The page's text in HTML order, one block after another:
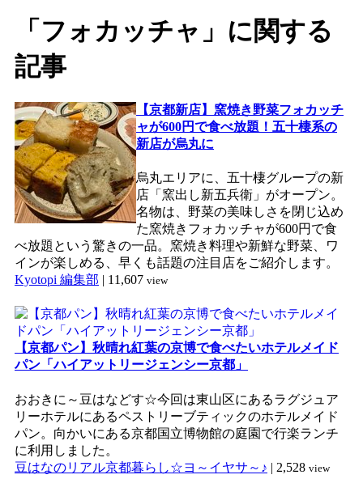
「フォカッチャ」に関する
記事
【京都新店】窯焼き野菜フォカッチ
ャが600円で食べ放題！五十棲系の
新店が烏丸に
烏丸エリアに、五十棲グループの新
店「窯出し新五兵衛」がオープン。
名物は、野菜の美味しさを閉じ込め
た窯焼きフォカッチャが600円で食
べ放題という驚きの一品。窯焼き料理や新鮮な野菜、ワ
インが楽しめる、早くも話題の注目店をご紹介します。
Kyotopi 編集部 | 11,607 view
【京都パン】秋晴れ紅葉の京博で食べたいホテルメイド
パン「ハイアットリージェンシー京都」
おおきに～豆はなどす☆今回は東山区にあるラグジュア
リーホテルにあるペストリーブティックのホテルメイド
パン。向かいにある京都国立博物館の庭園で行楽ランチ
に利用しました。
豆はなのリアル京都暮らし☆ヨ～イヤサ～♪ | 2,528 view